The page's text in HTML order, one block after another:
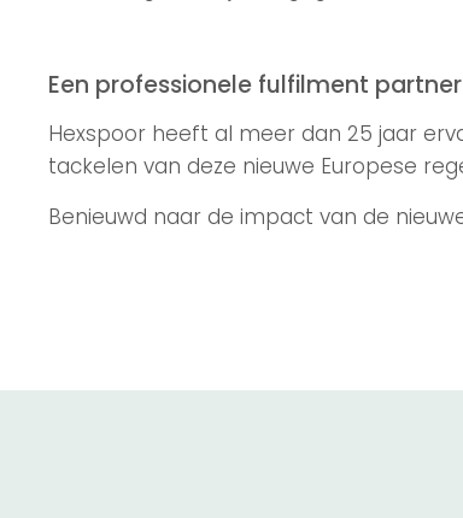
Een professionele fulfilment partner
Hexspoor heeft al meer dan 25 jaar
tackelen van deze nieuwe Europese
Benieuwd naar de impact van de